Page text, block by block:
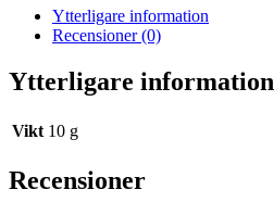
Ytterligare information
Recensioner (0)
Ytterligare information
Vikt 10 g
Recensioner